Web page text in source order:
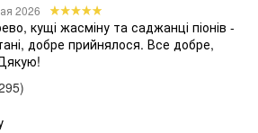
2026
кущі жасміну та саджанці піонів -
добре прийнялося. Все добре,